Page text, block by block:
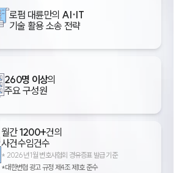
로펌 대륜만의 AI·IT
기술 활용 소송 전략
260명 이상의
주요 구성원
월간1200+건의
사건수임건수
* 2026년 1월 변호사협회 경유증표 발급 기준
*대한변협 광고 규정 제4조 제1호 준수